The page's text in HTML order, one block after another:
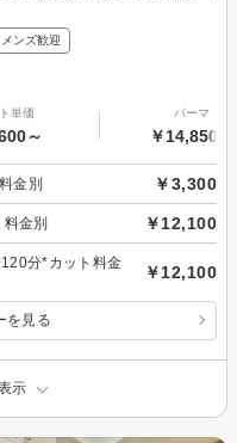
メンズ歓迎
単価
～
パーマ
￥14,850～
金別 ￥3,300
金別 ￥12,100
分*カット料金
￥12,100
を見る
示